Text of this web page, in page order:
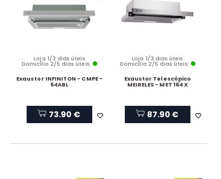
Loja 1/3 dias úteis
Domicílio 2/5 dias úteis:
Exaustor INFINITON - CMPE -
64ABL
73.90 €
Loja 1/3 dias úteis
Domicílio 2/5 dias úteis:
Exaustor Telescópico
MEIRELES - MET 164 X
87.90 €